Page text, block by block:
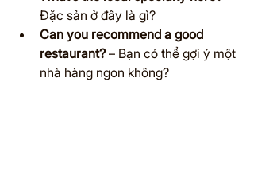
Đặc sản ở đây là gì?
Can you recommend a good
restaurant? – Bạn có thể gợi ý một
nhà hàng ngon không?